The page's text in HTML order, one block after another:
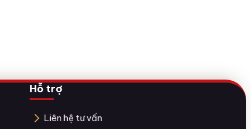
Hỗ trợ
Liên hệ tư vấn